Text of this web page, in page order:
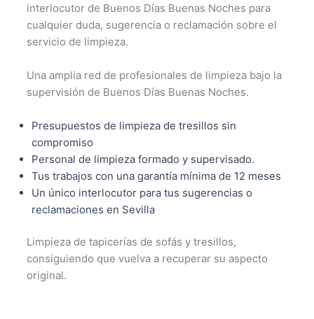
interlocutor de Buenos Días Buenas Noches para
cualquier duda, sugerencia o reclamación sobre el
servicio de limpieza.
Una amplia red de profesionales de limpieza bajo la
supervisión de Buenos Días Buenas Noches.
Presupuestos de limpieza de tresillos sin
compromiso
Personal de limpieza formado y supervisado.
Tus trabajos con una garantía mínima de 12 meses
Un único interlocutor para tus sugerencias o
reclamaciones en Sevilla
Limpieza de tapicerías de sofás y tresillos,
consiguiendo que vuelva a recuperar su aspecto
original.